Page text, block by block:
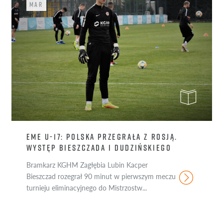
EME U-17: POLSKA PRZEGRAŁA Z ROSJĄ.
WYSTĘP BIESZCZADA I DUDZIŃSKIEGO
Bramkarz KGHM Zagłębia Lubin Kacper
Bieszczad rozegrał 90 minut w pierwszym meczu
turnieju eliminacyjnego do Mistrzostw...
MAR